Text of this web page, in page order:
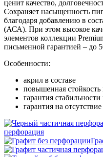
ценит качество,
Сохраняет насыщенность
благодаря добавлению в
(АСА). При этом высокое
элементов коллекции
письменной гарантией – до
Особенности:
акрил в составе
повышенная
гарантия стабильности
гарантия на
перфорация